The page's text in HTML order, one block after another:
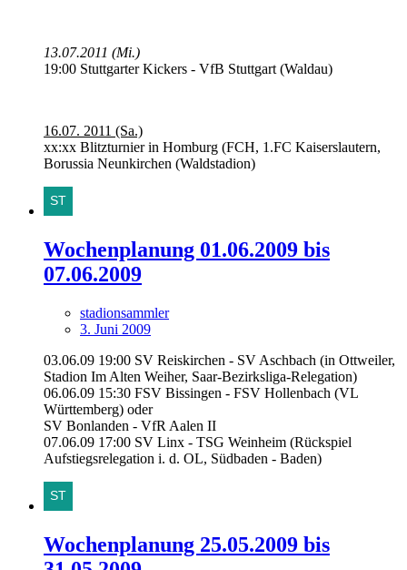
13.07.2011 (Mi.)
19:00 Stuttgarter Kickers - VfB Stuttgart (Waldau)
16.07. 2011 (Sa.)
xx:xx Blitzturnier in Homburg (FCH, 1.FC Kaiserslautern,
Borussia Neunkirchen (Waldstadion)
Wochenplanung 01.06.2009 bis
07.06.2009
stadionsammler
3. Juni 2009
03.06.09 19:00 SV Reiskirchen - SV Aschbach (in Ottweiler,
Stadion Im Alten Weiher, Saar-Bezirksliga-Relegation)
06.06.09 15:30 FSV Bissingen - FSV Hollenbach (VL
Württemberg) oder
SV Bonlanden - VfR Aalen II
07.06.09 17:00 SV Linx - TSG Weinheim (Rückspiel
Aufstiegsrelegation i. d. OL, Südbaden - Baden)
Wochenplanung 25.05.2009 bis